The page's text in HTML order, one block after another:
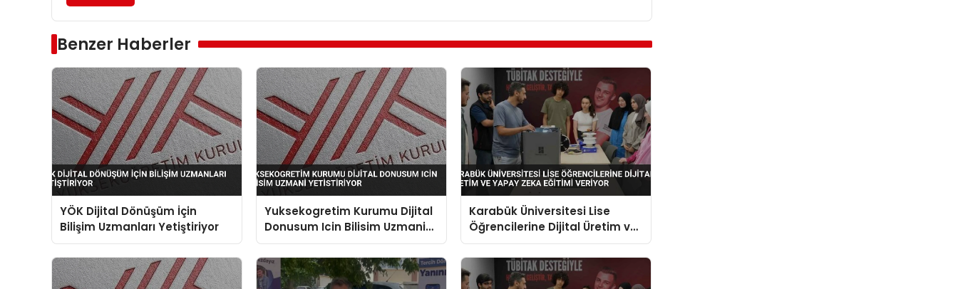
Benzer Haberler
YÖK Dijital Dönüşüm İçin
Bilişim Uzmanları Yetiştiriyor
Yuksekogretim Kurumu Dijital
Donusum Icin Bilisim Uzmani
Yetistiriyor
Karabük Üniversitesi Lise
Öğrencilerine Dijital Üretim ve
Yapay Zeka Eğitimi Veriyor